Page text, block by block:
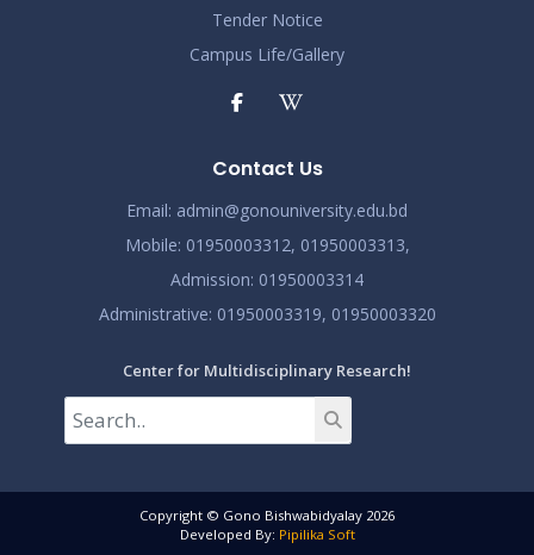
Tender Notice
Campus Life/Gallery
Contact Us
Email: admin@gonouniversity.edu.bd
Mobile: 01950003312, 01950003313,
Admission: 01950003314
Administrative: 01950003319, 01950003320
Center for Multidisciplinary Research!
Copyright © Gono Bishwabidyalay 2026
Developed By: Pipilika Soft